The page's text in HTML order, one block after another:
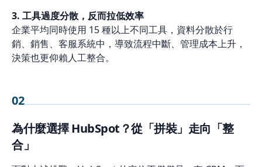
3. 工具過度分散，反而拉低效率
企業平均同時使用 15 種以上不同工具，資料分散於行
銷、銷售、客服系統中，導致流程中斷、管理成本上升，
決策也更仰賴人工整合。
02
為什麼選擇 HubSpot？從「拼裝」走向「整
合」